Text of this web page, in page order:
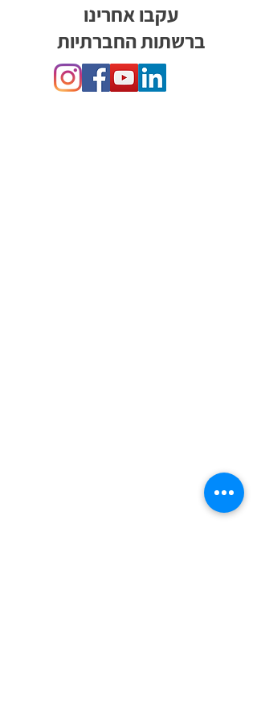
עקבו אחרינו
ברשתות החברתיות